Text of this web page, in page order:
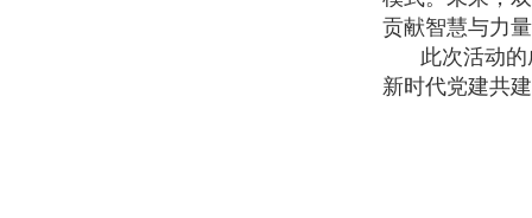
贡献智慧与力
此次活动
新时代党建共